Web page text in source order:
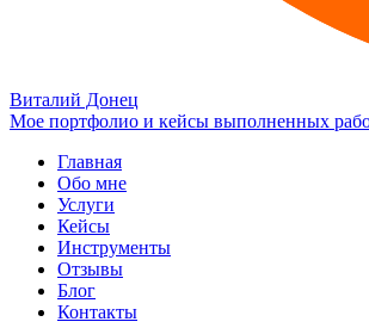
Виталий Донец
Мое портфолио и кейсы выполненных
Главная
Обо мне
Услуги
Кейсы
Инструменты
Отзывы
Блог
Контакты